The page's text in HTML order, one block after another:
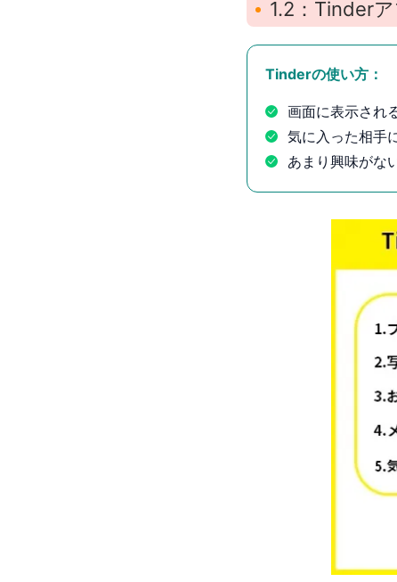
1.2：Tinder
Tinderの使い方：
画面に表示され
気に入った相手
あまり興味がな